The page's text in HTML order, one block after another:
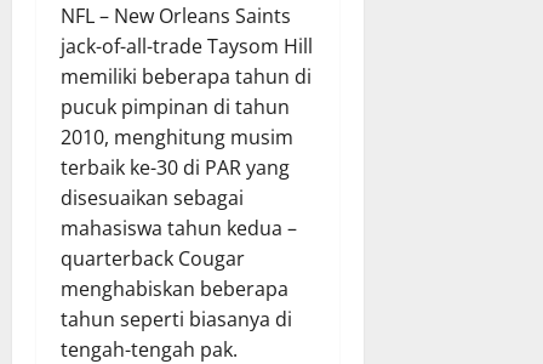
NFL – New Orleans Saints
jack-of-all-trade Taysom Hill
memiliki beberapa tahun di
pucuk pimpinan di tahun
2010, menghitung musim
terbaik ke-30 di PAR yang
disesuaikan sebagai
mahasiswa tahun kedua –
quarterback Cougar
menghabiskan beberapa
tahun seperti biasanya di
tengah-tengah pak.